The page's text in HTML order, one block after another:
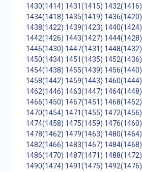
1430(1414) 1431(1415) 1432(1416)
1434(1418) 1435(1419) 1436(1420)
1438(1422) 1439(1423) 1440(1424)
1442(1426) 1443(1427) 1444(1428)
1446(1430) 1447(1431) 1448(1432)
1450(1434) 1451(1435) 1452(1436)
1454(1438) 1455(1439) 1456(1440)
1458(1442) 1459(1443) 1460(1444)
1462(1446) 1463(1447) 1464(1448)
1466(1450) 1467(1451) 1468(1452)
1470(1454) 1471(1455) 1472(1456)
1474(1458) 1475(1459) 1476(1460)
1478(1462) 1479(1463) 1480(1464)
1482(1466) 1483(1467) 1484(1468)
1486(1470) 1487(1471) 1488(1472)
1490(1474) 1491(1475) 1492(1476)